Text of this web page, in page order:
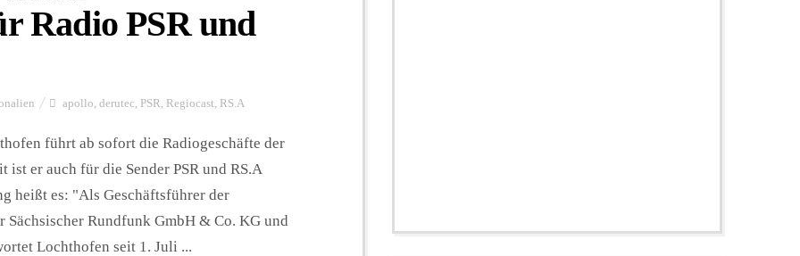
Radio PSR und
apollo, derutec, PSR, Regiocast, RS.A
führt ab sofort die Radiogeschäfte der
er auch für die Sender PSR und RS.A
heißt es: "Als Geschäftsführer der
Sächsischer Rundfunk GmbH & Co. KG und
Lochthofen seit 1. Juli ...